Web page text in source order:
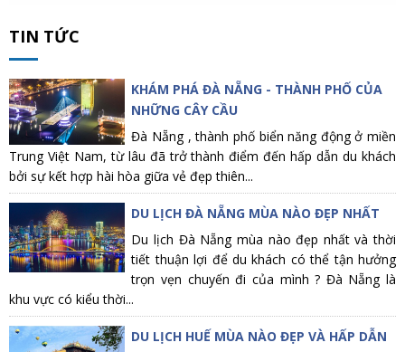
TIN TỨC
KHÁM PHÁ ĐÀ NẴNG - THÀNH PHỐ CỦA
NHỮNG CÂY CẦU
Đà Nẵng , thành phố biển năng động ở miền
Trung Việt Nam, từ lâu đã trở thành điểm đến hấp dẫn du khách
bởi sự kết hợp hài hòa giữa vẻ đẹp thiên...
DU LỊCH ĐÀ NẴNG MÙA NÀO ĐẸP NHẤT
Du lịch Đà Nẵng mùa nào đẹp nhất và thời
tiết thuận lợi để du khách có thể tận hưởng
trọn vẹn chuyến đi của mình ? Đà Nẵng là
khu vực có kiểu thời...
DU LỊCH HUẾ MÙA NÀO ĐẸP VÀ HẤP DẪN